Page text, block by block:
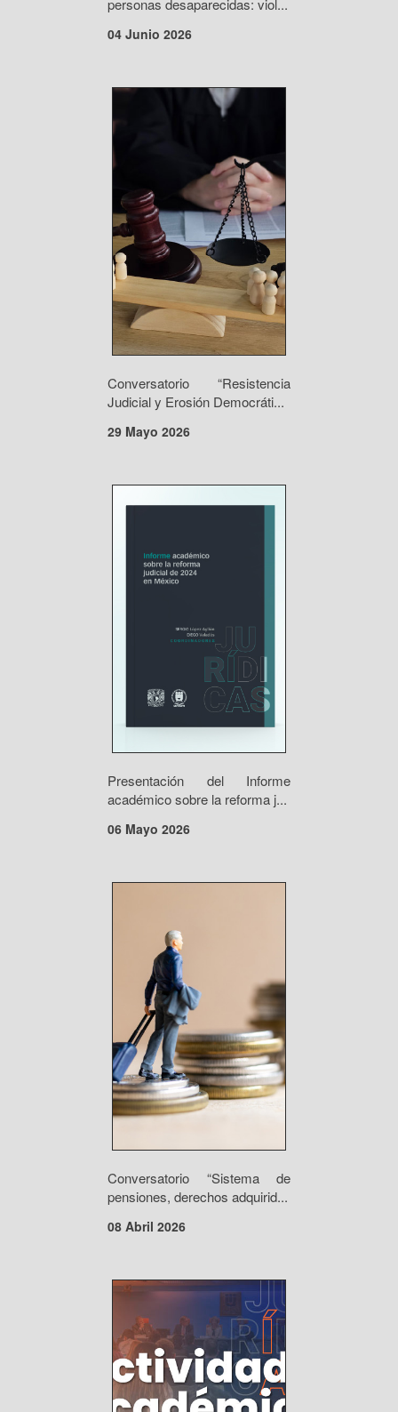
personas desaparecidas: viol...
04 Junio 2026
Conversatorio “Resistencia
Judicial y Erosión Democráti...
29 Mayo 2026
Presentación del Informe
académico sobre la reforma j...
06 Mayo 2026
Conversatorio “Sistema de
pensiones, derechos adquirid...
08 Abril 2026